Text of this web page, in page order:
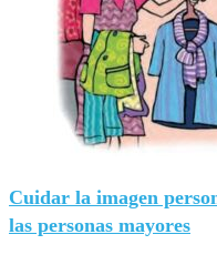
Cuidar la imagen
las personas mayores